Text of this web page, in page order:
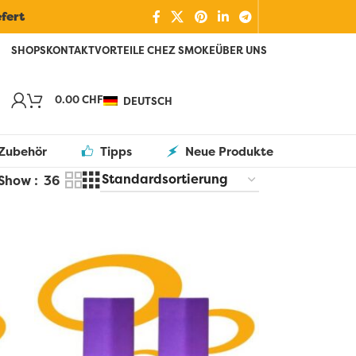
SHOPSKONTAKTVORTEILE CHEZ SMOKEÜBER UNS
0.00CHF DEUTSCH
Tipps Neue Produkte
36